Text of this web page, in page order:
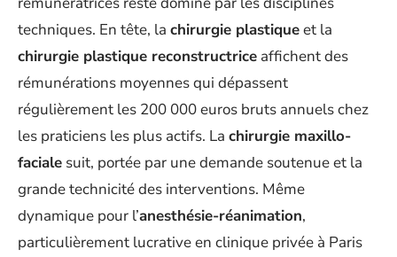
techniques. En tête, la chirurgie plastiqueet la
chirurgie plastique reconstructrice affichent des
rémunérations moyennes qui dépassent
régulièrement les 200 000 euros bruts annuels chez
les praticiens les plus actifs. La chirurgie maxillo-
faciale suit, portée par une demande soutenue et la
grande technicité des interventions. Même
dynamique pour l’anesthésie-réanimation,
particulièrement lucrative en clinique privée à Paris